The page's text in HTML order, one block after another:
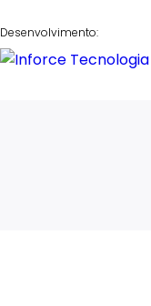
Desenvolvimento: